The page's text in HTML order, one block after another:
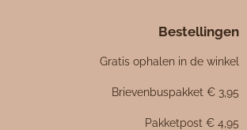
Bestellingen
Gratis ophalen in de winkel
Brievenbuspakket € 3,95
Pakketpost € 4,95